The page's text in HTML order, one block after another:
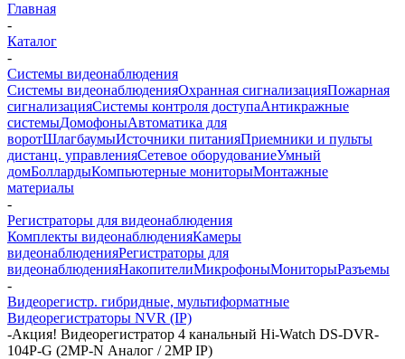
Главная
-
Каталог
-
Системы видеонаблюдения
Системы видеонаблюденияОхранная сигнализацияПожарная
сигнализацияСистемы контроля доступаАнтикражные
системыДомофоныАвтоматика для
воротШлагбаумыИсточники питанияПриемники и пульты
дистанц. управленияСетевое оборудованиеУмный
домБоллардыКомпьютерные мониторыМонтажные
материалы
-
Регистраторы для видеонаблюдения
Комплекты видеонаблюденияКамеры
видеонаблюденияРегистраторы для
видеонаблюденияНакопителиМикрофоныМониторыРазъемы
-
Видеорегистр. гибридные, мультиформатные
Видеорегистраторы NVR (IP)
-Акция! Видеорегистратор 4 канальный Hi-Watch DS-DVR-
104P-G (2MP-N Аналог / 2MP IP)